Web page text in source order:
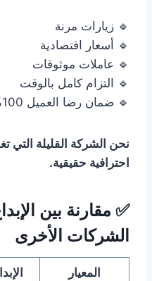
🔹 زيارات مرنة
🔹 أسعار اقتصادية
🔹 عاملات موثوقات
🔹 التزام كامل بالوقت
🔹 ضمان رضا العميل 100%
نحن الشركة القليلة التي
احترافية حقيقية.
✅ مقارنة بين
الشركات الأخرى
المعيار